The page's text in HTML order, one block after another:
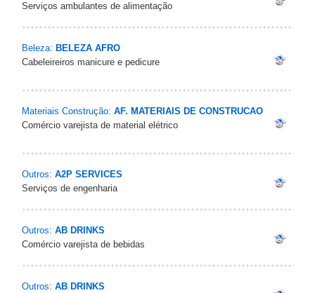
Serviços ambulantes de alimentação
Beleza: BELEZA AFRO
Cabeleireiros manicure e pedicure
Materiais Construção: AF. MATERIAIS DE CONSTRUCAO
Comércio varejista de material elétrico
Outros: A2P SERVICES
Serviços de engenharia
Outros: AB DRINKS
Comércio varejista de bebidas
Outros: AB DRINKS